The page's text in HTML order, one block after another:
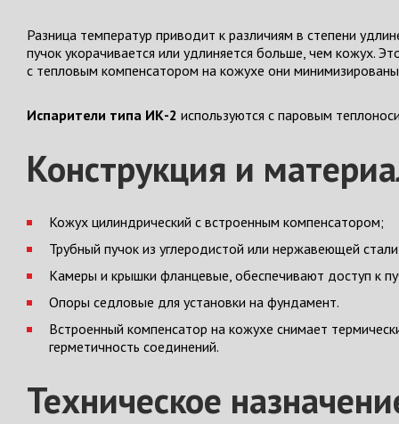
Разница температур приводит к различиям в степени
пучок укорачивается или удлиняется больше, чем кожух.
с тепловым компенсатором на кожухе они
Испарители типа ИК-2 используются с паровым
Конструкция и
Кожух цилиндрический с встроенным компенсатором;
Трубный пучок из углеродистой или нержавеющей
Камеры и крышки фланцевые, обеспечивают доступ к
Опоры седловые для установки на фундамент.
Встроенный компенсатор на кожухе снимает
герметичность соединений.
Техническое